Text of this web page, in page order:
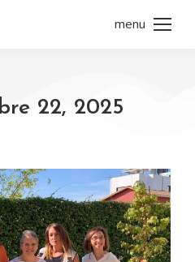
menu
22, 2025